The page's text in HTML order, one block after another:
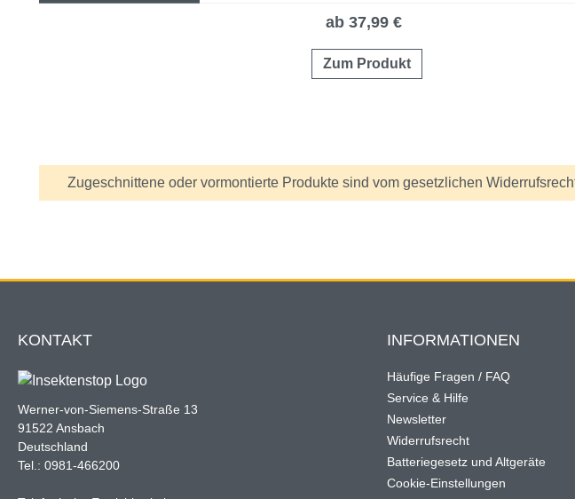
ab 37,99 €
Zum Produkt
Information
Zugeschnittene oder vormontierte Produkte sind vom gesetzlichen
KONTAKT
Werner-von-Siemens-Straße 13
91522 Ansbach
Deutschland
Tel.: 0981-466200
INFORMATIONEN
Häufige Fragen / FAQ
Service & Hilfe
Newsletter
Widerrufsrecht
Batteriegesetz und Altgeräte
Cookie-Einstellungen